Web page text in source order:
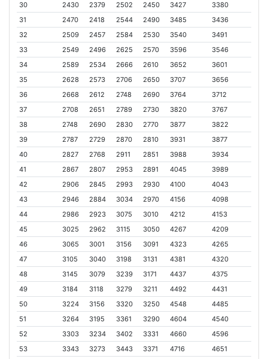
30
2430 2379 2502 2450 3427
3380
31
2470 2418 2544 2490 3485
3436
32
2509 2457 2584 2530 3540
3491
33
2549 2496 2625 2570 3596
3546
34
2589 2534 2666 2610 3652
3601
35
2628 2573 2706 2650 3707
3656
36
2668 2612 2748 2690 3764
3712
37
2708 2651 2789 2730 3820
3767
38
2748 2690 2830 2770 3877
3822
39
2787 2729 2870 2810 3931
3877
40
2827 2768 2911 2851 3988
3934
41
2867 2807 2953 2891 4045
3989
42
2906 2845 2993 2930 4100
4043
43
2946 2884 3034 2970 4156
4098
44
2986 2923 3075 3010 4212
4153
45
3025 2962 3115 3050 4267
4209
46
3065 3001 3156 3091 4323
4265
47
3105 3040 3198 3131 4381
4320
48
3145 3079 3239 3171 4437
4375
49
3184 3118 3279 3211 4492
4431
50
3224 3156 3320 3250 4548
4485
51
3264 3195 3361 3290 4604
4540
52
3303 3234 3402 3331 4660
4596
53
3343 3273 3443 3371 4716
4651